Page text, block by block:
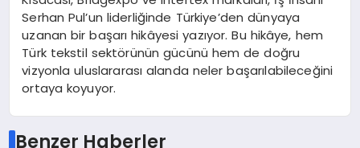
Serhan Pul’un liderliğinde Türkiye’den dünyaya
uzanan bir başarı hikâyesi yazıyor. Bu hikâye, hem
Türk tekstil sektörünün gücünü hem de doğru
vizyonla uluslararası alanda neler başarılabileceğini
ortaya koyuyor.
Benzer Haberler